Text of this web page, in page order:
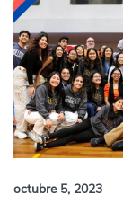
octubre 5, 2023